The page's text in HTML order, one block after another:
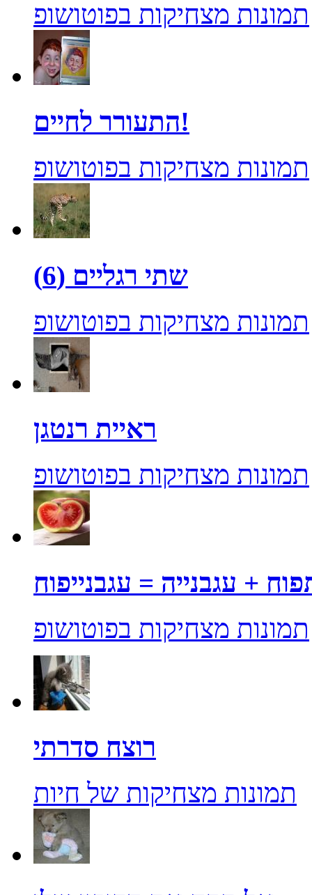
תמונות מצחיקות בפוטושופ
התעורר לחיים!
תמונות מצחיקות בפוטושופ
שתי רגליים (6)
תמונות מצחיקות בפוטושופ
ראיית רנטגן
תמונות מצחיקות בפוטושופ
תמונות מצחיקות בפוטושופ
רוצח סדרתי
תמונות מצחיקות של חיות